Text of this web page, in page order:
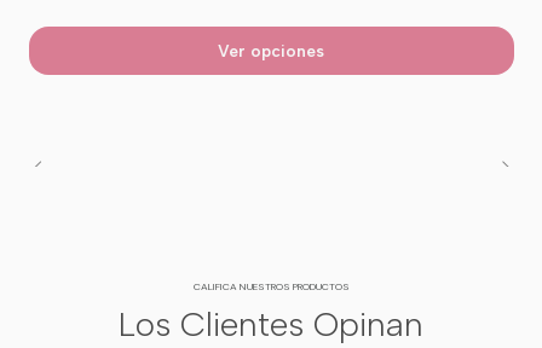
Ver opciones
CALIFICA NUESTROS PRODUCTOS
Los Clientes Opinan